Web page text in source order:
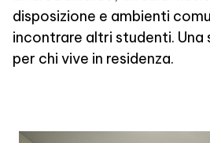
disposizione e ambienti
incontrare altri studenti.
per chi vive in residenza.